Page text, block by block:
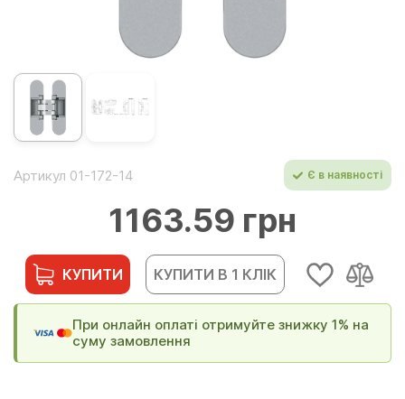
Артикул 01-172-14 Є в наявності
1163.59 грн
КУПИТИ КУПИТИ В 1 КЛІК
При онлайн оплаті отримуйте знижку 1% на
суму замовлення